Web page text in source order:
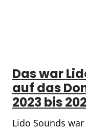
Das war
auf das
2023 bis
Lido Sounds